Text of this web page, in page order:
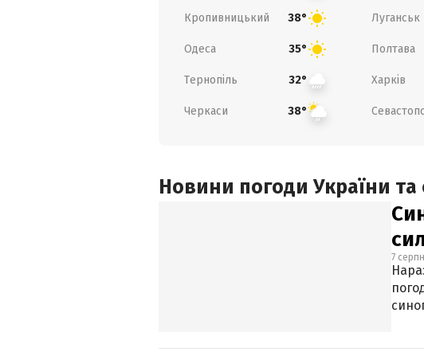
Кропивницький 38° Луганськ
Одеса 35° Полтава
Тернопіль 32° Харків
Черкаси 38°
Новини погоди України та
7